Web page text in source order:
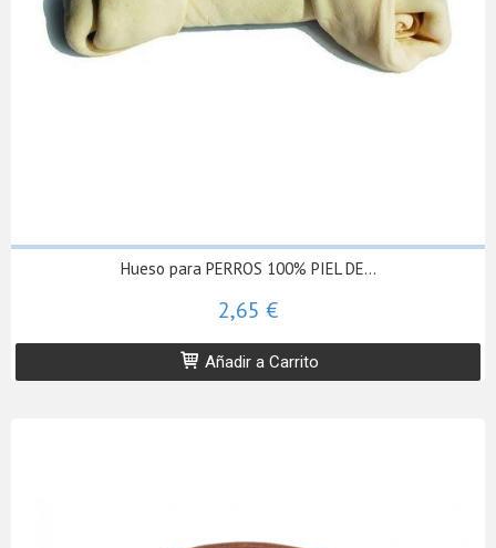
Hueso para PERROS 100% PIEL DE...
2,65 €
Añadir a Carrito